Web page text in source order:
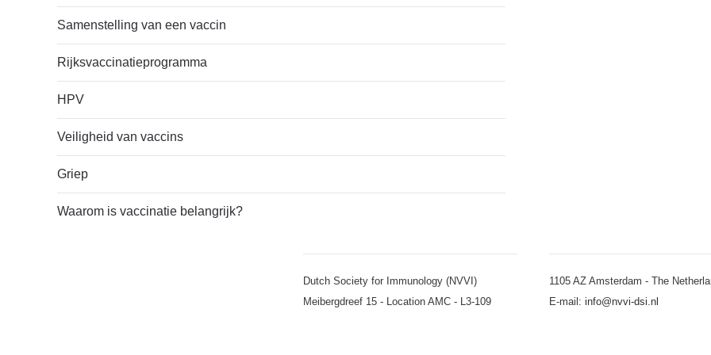
Samenstelling van een vaccin
Rijksvaccinatieprogramma
HPV
Veiligheid van vaccins
Griep
Waarom is vaccinatie belangrijk?
Dutch Society for Immunology (NVVI)
Meibergdreef 15 - Location AMC - L3-109
1105 AZ Amsterdam - The
E-mail: info@nvvi-dsi.nl